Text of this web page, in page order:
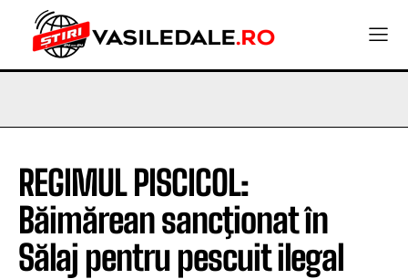
REGIMUL PISCICOL:
Băimărean sancţionat în
Sălaj pentru pescuit ilegal